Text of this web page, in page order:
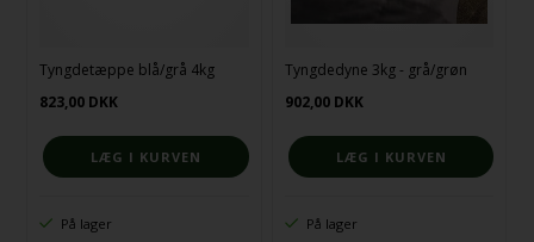
Tyngdetæppe blå/grå 4kg
823,00 DKK
På lager
Tyngdedyne 3kg - grå/grøn
902,00 DKK
På lager